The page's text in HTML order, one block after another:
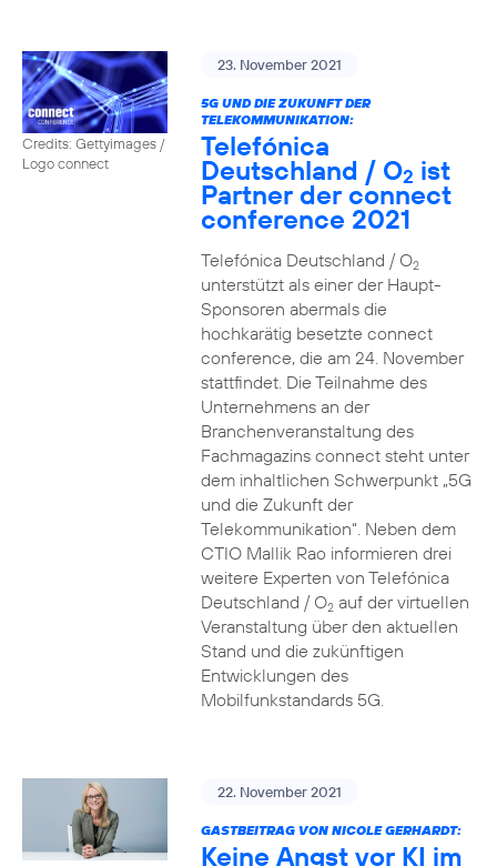
Credits: Gettyimages /
Logo connect
23. November 2021
5G UND DIE ZUKUNFT DER
TELEKOMMUNIKATION:
Telefónica
Deutschland / O2 ist
Partner der connect
conference 2021
Telefónica Deutschland / O2
unterstützt als einer der Haupt-
Sponsoren abermals die
hochkarätig besetzte connect
conference, die am 24. November
stattfindet. Die Teilnahme des
Unternehmens an der
Branchenveranstaltung des
Fachmagazins connect steht unter
dem inhaltlichen Schwerpunkt „5G
und die Zukunft der
Telekommunikation“. Neben dem
CTIO Mallik Rao informieren drei
weitere Experten von Telefónica
Deutschland / O2auf der virtuellen
Veranstaltung über den aktuellen
Stand und die zukünftigen
Entwicklungen des
Mobilfunkstandards 5G.
22. November 2021
GASTBEITRAG VON NICOLE GERHARDT:
Keine Angst vor KI im